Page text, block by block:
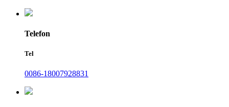
Telefon
Tel
0086-18007928831